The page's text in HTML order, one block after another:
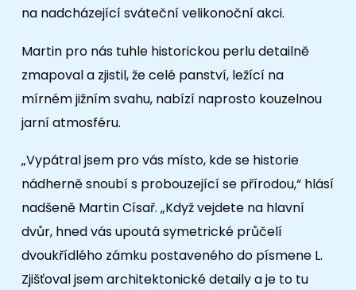
na nadcházející sváteční velikonoční akci.
Martin pro nás tuhle historickou perlu detailně
zmapoval a zjistil, že celé panství, ležící na
mírném jižním svahu, nabízí naprosto kouzelnou
jarní atmosféru.
„Vypátral jsem pro vás místo, kde se historie
nádherně snoubí s probouzející se přírodou,“ hlásí
nadšeně Martin Císař. „Když vejdete na hlavní
dvůr, hned vás upoutá symetrické průčelí
dvoukřídlého zámku postaveného do písmene L.
Zjišťoval jsem architektonické detaily a je to tu